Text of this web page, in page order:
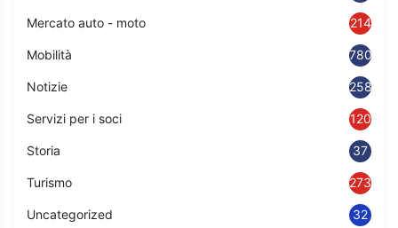
Mercato auto - moto 214
Mobilità 780
Notizie 2583
Servizi per i soci 120
Storia 37
Turismo 273
Uncategorized 32